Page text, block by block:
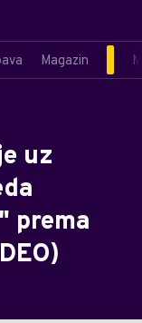
Magazin
uz
prema